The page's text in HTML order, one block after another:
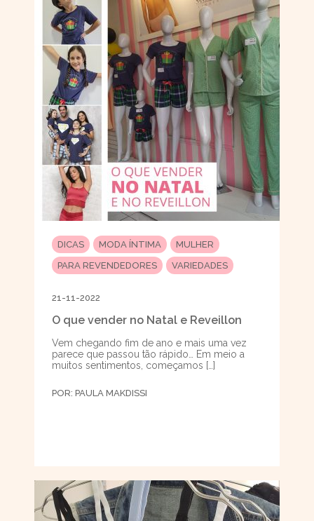
DICAS MODA ÍNTIMA
MULHER
PARA REVENDEDORES
VARIEDADES
21-11-2022
O que vender no Natal e Reveillon
Vem chegando fim de ano e mais uma vez
parece que passou tão rápido… Em meio a
muitos sentimentos, começamos […]
POR: PAULA MAKDISSI